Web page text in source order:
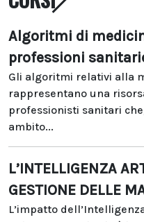
Algoritmi di
professioni
Gli algoritmi relativi alla
rappresentano una
professionisti sanitari
ambito...
L’INTELLIGENZA
GESTIONE DELLE
L’impatto